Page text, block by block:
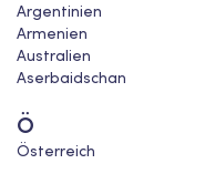
Argentinien
Armenien
Australien
Aserbaidschan
Ö
Österreich